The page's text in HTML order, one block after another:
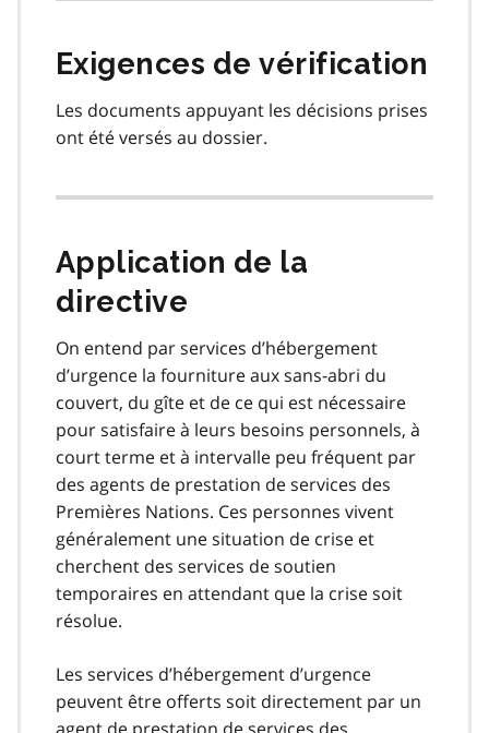
Exigences de vérification
Les documents appuyant les décisions prises
ont été versés au dossier.
Application de la
directive
On entend par services d’hébergement
d’urgence la fourniture aux sans-abri du
couvert, du gîte et de ce qui est nécessaire
pour satisfaire à leurs besoins personnels, à
court terme et à intervalle peu fréquent par
des agents de prestation de services des
Premières Nations. Ces personnes vivent
généralement une situation de crise et
cherchent des services de soutien
temporaires en attendant que la crise soit
résolue.
Les services d’hébergement d’urgence
peuvent être offerts soit directement par un